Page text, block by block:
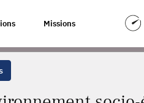
Missions
DANS LES VICTIMATIONS